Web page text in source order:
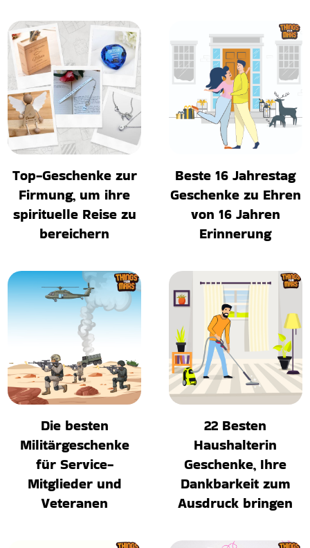
Top-Geschenke zur
Firmung, um ihre
spirituelle Reise zu
bereichern
Beste 16 Jahrestag
Geschenke zu Ehren
von 16 Jahren
Erinnerung
Die besten
Militärgeschenke
für Service-
Mitglieder und
Veteranen
22 Besten
Haushalterin
Geschenke, Ihre
Dankbarkeit zum
Ausdruck bringen